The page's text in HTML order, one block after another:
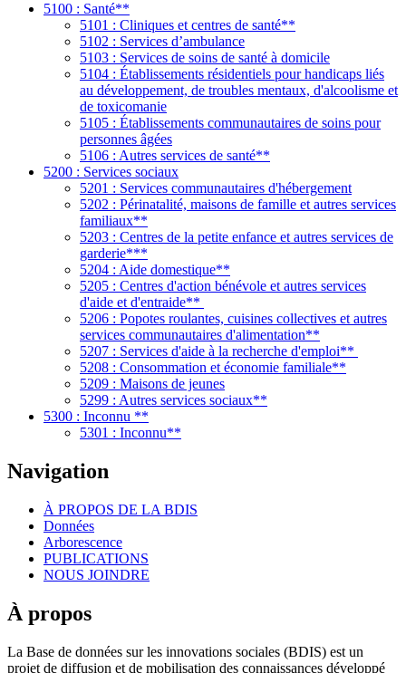
5100 : Santé**
5101 : Cliniques et centres de santé**
5102 : Services d’ambulance
5103 : Services de soins de santé à domicile
5104 : Établissements résidentiels pour handicaps liés
au développement, de troubles mentaux, d'alcoolisme et
de toxicomanie
5105 : Établissements communautaires de soins pour
personnes âgées
5106 : Autres services de santé**
5200 : Services sociaux
5201 : Services communautaires d'hébergement
5202 : Périnatalité, maisons de famille et autres services
familiaux**
5203 : Centres de la petite enfance et autres services de
garderie***
5204 : Aide domestique**
5205 : Centres d'action bénévole et autres services
d'aide et d'entraide**
5206 : Popotes roulantes, cuisines collectives et autres
services communautaires d'alimentation**
5207 : Services d'aide à la recherche d'emploi**
5208 : Consommation et économie familiale**
5209 : Maisons de jeunes
5299 : Autres services sociaux**
5300 : Inconnu **
5301 : Inconnu**
Navigation
À PROPOS DE LA BDIS
Données
Arborescence
PUBLICATIONS
NOUS JOINDRE
À propos
La Base de données sur les innovations sociales (BDIS) est un
projet de diffusion et de mobilisation des connaissances développé